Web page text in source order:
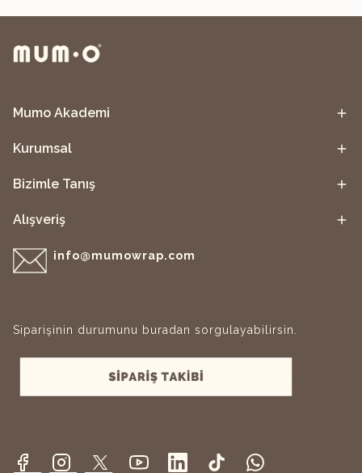
Mumo Akademi
Kurumsal
Bizimle Tanış
Alışveriş
info@mumowrap.com
Siparişinin durumunu buradan sorgulayabilirsin.